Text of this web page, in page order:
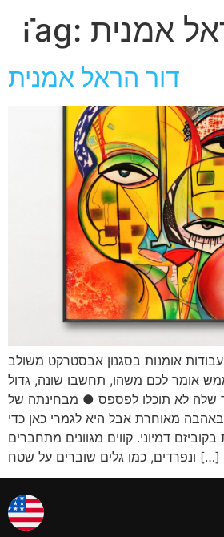
Tag: אמנית
דור הראל אמנית
אומנות בסגנון אבסטרקט משולב
אומר לכם משהו, תחשבו שונה, גדול
שלה לא תוכלו לפספס ● מבחינתה של
מאוחרת אבל היא לגמרי כאן כדי
דמיוני. קווים מגוונים מתחברים
ונפרדים, כמו גלים שוברים על שטח […]